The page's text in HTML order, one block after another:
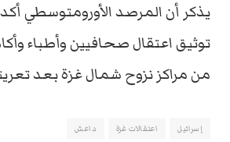
يذكر أن المرصد الأورومتوسطي أكد
توثيق اعتقال صحافيين وأطباء
من مراكز نزوح شمال غزة بعد
إسرائيل اعتقالات غزة داعش